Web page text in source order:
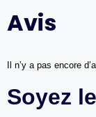
Avis
Il n’y a pas encore
Soyez